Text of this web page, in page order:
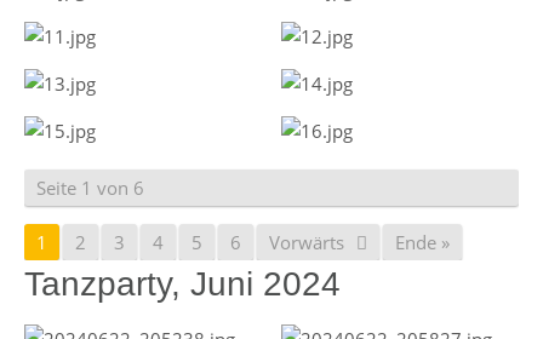
Seite 1 von 6
1 2 3 4 5 6 Vorwärts Ende »
Tanzparty, Juni 2024